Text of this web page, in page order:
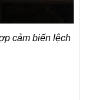
cảm biến lệch